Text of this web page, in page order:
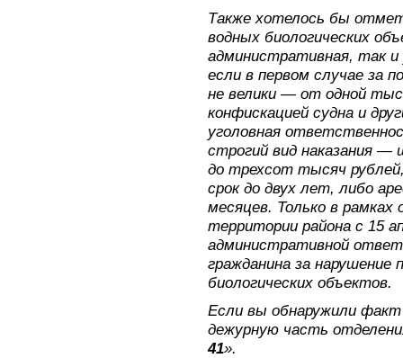
Также хотелось бы
водных биологических
административная, так
если в первом случае за
не велики — от одной
конфискацией судна и
уголовная
строгий вид наказания
до трехсот тысяч
срок до двух лет, либо
месяцев. Только в рамках
территории района с 15
административной
гражданина за нарушение
биологических объектов.
Если вы обнаружили
дежурную часть
41».